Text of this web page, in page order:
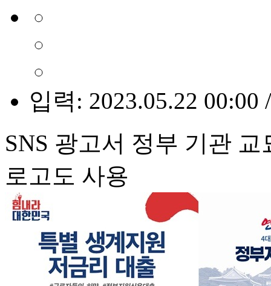
입력: 2023.05.22 00:00
SNS 광고서 정부 기관
로고도 사용